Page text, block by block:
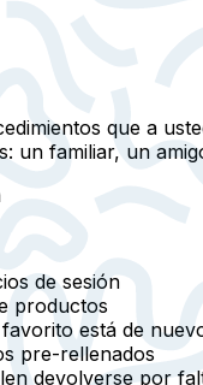
que a
un familiar, un
de sesión
productos
está de
pre-rellenados
devolverse por